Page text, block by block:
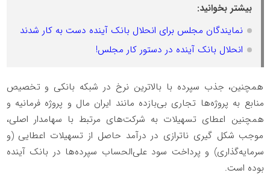
بیشتر بخوانید:
نمایندگان مجلس برای انحلال بانک آینده دست به کار شدند
انحلال بانک آینده در دستور کار مجلس!
همچنین، جذب سپرده با بالاترین نرخ در شبکه بانکی و تخصیص
منابع به پروژه‌ها تجاری بی‌بازده مانند ایران مال و پروژه فرمانیه و
همچنین اعطای تسهیلات به شرکت‌های مرتبط با سهامدار اصلی،
موجب شکل گیری ناترازی در درآمد حاصل از تسهیلات اعطایی (و
سرمایه‌گذاری) و پرداخت سود علی‌الحساب سپرده‌ها در بانک آینده
بوده است.